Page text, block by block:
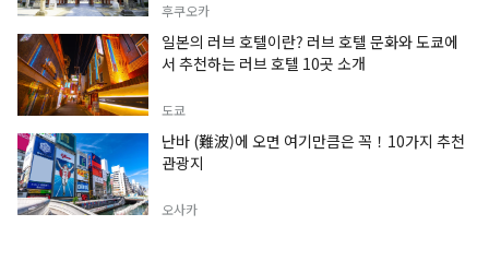
후쿠오카
일본의 러브 호텔이란? 러브 호텔 문화와 도쿄에
서 추천하는 러브 호텔 10곳 소개
도쿄
난바 (難波)에 오면 여기만큼은 꼭！10가지 추천
관광지
오사카